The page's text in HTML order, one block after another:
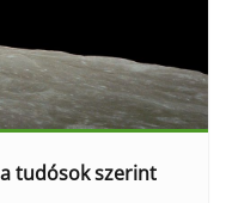
tudósok szerint